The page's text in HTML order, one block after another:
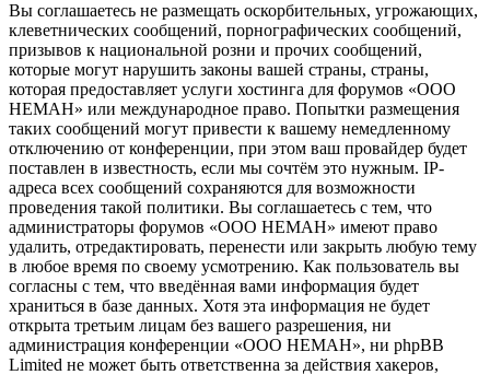
Вы соглашаетесь не размещать оскорбительных, угрожающих,
клеветнических сообщений, порнографических сообщений,
призывов к национальной розни и прочих сообщений,
которые могут нарушить законы вашей страны, страны,
которая предоставляет услуги хостинга для форумов «OOO
HEMAH» или международное право. Попытки размещения
таких сообщений могут привести к вашему немедленному
отключению от конференции, при этом ваш провайдер будет
поставлен в известность, если мы сочтём это нужным. IP-
адреса всех сообщений сохраняются для возможности
проведения такой политики. Вы соглашаетесь с тем, что
администраторы форумов «OOO HEMAH» имеют право
удалить, отредактировать, перенести или закрыть любую тему
в любое время по своему усмотрению. Как пользователь вы
согласны с тем, что введённая вами информация будет
храниться в базе данных. Хотя эта информация не будет
открыта третьим лицам без вашего разрешения, ни
администрация конференции «OOO HEMAH», ни phpBB
Limited не может быть ответственна за действия хакеров,